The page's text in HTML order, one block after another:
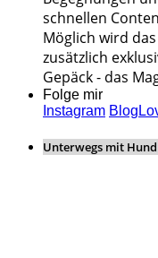
schnellen
Möglich wird
zusätzlich
Gepäck - das
Folge mir
Instagram
Unterwegs mit Hund